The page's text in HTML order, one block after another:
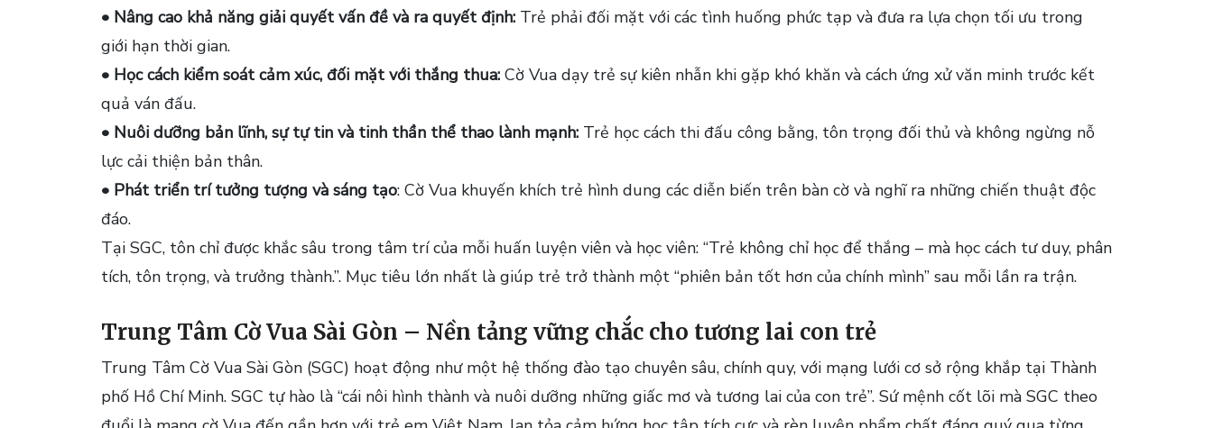
• Nâng cao khả năng giải quyết vấn đề và ra quyết định: Trẻ phải đối mặt với các tình huống phức tạp và đưa ra lựa chọn tối ưu trong
giới hạn thời gian.
• Học cách kiểm soát cảm xúc, đối mặt với thắng thua: Cờ Vua dạy trẻ sự kiên nhẫn khi gặp khó khăn và cách ứng xử văn minh trước kết
quả ván đấu.
• Nuôi dưỡng bản lĩnh, sự tự tin và tinh thần thể thao lành mạnh: Trẻ học cách thi đấu công bằng, tôn trọng đối thủ và không ngừng nỗ
lực cải thiện bản thân.
• Phát triển trí tưởng tượng và sáng tạo: Cờ Vua khuyến khích trẻ hình dung các diễn biến trên bàn cờ và nghĩ ra những chiến thuật độc
đáo.
Tại SGC, tôn chỉ được khắc sâu trong tâm trí của mỗi huấn luyện viên và học viên: “Trẻ không chỉ học để thắng – mà học cách tư duy, phân
tích, tôn trọng, và trưởng thành.”. Mục tiêu lớn nhất là giúp trẻ trở thành một “phiên bản tốt hơn của chính mình” sau mỗi lần ra trận.
Trung Tâm Cờ Vua Sài Gòn – Nền tảng vững chắc cho tương lai con trẻ
Trung Tâm Cờ Vua Sài Gòn (SGC) hoạt động như một hệ thống đào tạo chuyên sâu, chính quy, với mạng lưới cơ sở rộng khắp tại Thành
phố Hồ Chí Minh. SGC tự hào là “cái nôi hình thành và nuôi dưỡng những giấc mơ và tương lai của con trẻ”. Sứ mệnh cốt lõi mà SGC theo